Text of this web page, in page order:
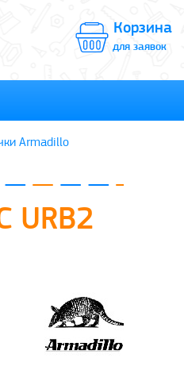
Корзина
для заявок
Armadillo
URB2